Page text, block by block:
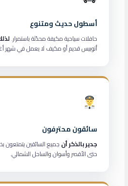
أسطول حديث ومتنوع
حافلات سياحية مكيفة محدّثة باستمرار.
أتوبيس قديم أو مكيف لا يعمل في
سائقون محترفون
جدير بالذكر أن جميع السائقين يتمتعون
حتى الأقصر وأسوان والساحل الشمالي.